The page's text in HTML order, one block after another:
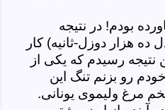
بودم! در نتیجه
هزار دوزل-ثانیه) کار
نتیجه رسیدم که یکی از
رو بزنم تنگ این
مرغ ولیموی یونانی.